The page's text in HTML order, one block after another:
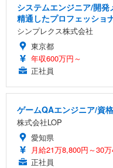
システムエンジニア/開
精通したプロフェッショ
シンプレクス株式会社
東京都
年収600万円～
正社員
ゲームQAエンジニア/資
株式会社LOP
愛知県
月給21万8,800円～30
正社員